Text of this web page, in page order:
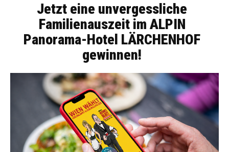
Jetzt eine unvergessliche
Familienauszeit im ALPIN
Panorama-Hotel LÄRCHENHOF
gewinnen!